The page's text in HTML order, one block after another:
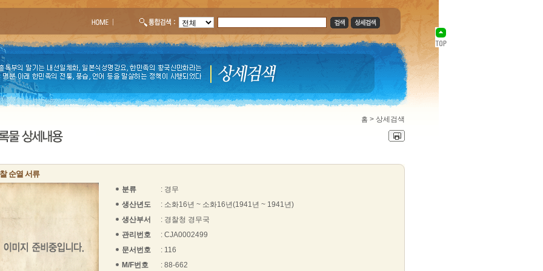
홈 > 상세검색
순열 서류
분류
: 경무
생산년도
: 소화16년 ~ 소화16년(1941년 ~ 1941년)
생산부서
: 경찰청 경무국
관리번호
: CJA0002499
문서번호
: 116
M/F번호
: 88-662